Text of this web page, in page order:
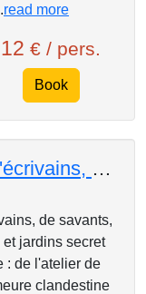
read more
12 € / pers.
Book
Demeures d'écrivains, de savants, ateliers d'artistes et jardins secret de Montparnasse
de savants,
jardins secret
: de l'atelier de
clandestine